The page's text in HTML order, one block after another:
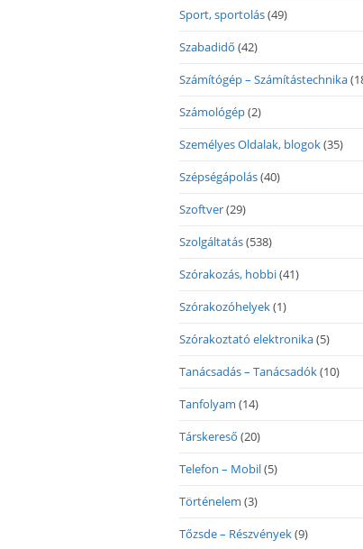
Sport, sportolás(49)
Szabadidő (42)
Számítógép – Számítástechnika
Számológép(2)
Személyes Oldalak, blogok(35)
Szépségápolás(40)
Szoftver(29)
Szolgáltatás(538)
Szórakozás, hobbi(41)
Szórakozóhelyek(1)
Szórakoztató elektronika(5)
Tanácsadás – Tanácsadók(10)
Tanfolyam (14)
Társkereső (20)
Telefon – Mobil(5)
Történelem (3)
Tőzsde – Részvények(9)